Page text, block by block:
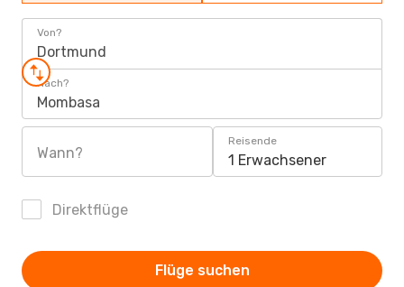
Von?
Dortmund
Nach?
Mombasa
Wann?
Reisende
1 Erwachsener
Direktflüge
Flüge suchen